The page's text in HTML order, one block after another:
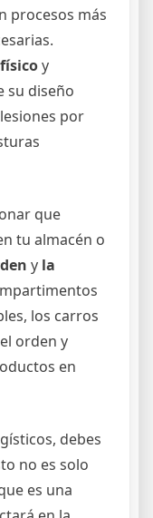
procesos más
y
su diseño
por
que
tu almacén o
y la
los carros
orden y
en
debes
no es solo
es una